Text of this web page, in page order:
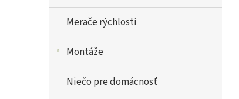
Merače rýchlosti
Montáže
Niečo pre domácnosť